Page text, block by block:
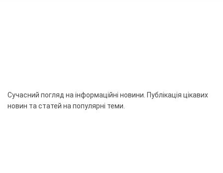
Сучасний погляд на інформаційні новини. Публікація цікавих
новин та статей на популярні теми.